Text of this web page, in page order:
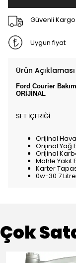
Güvenli Kargo
Uygun fiyat
Ürün Açıklaması
Ford Courier
ORİJİNAL
SET İÇERİĞİ:
Orijinal
Orijinal Yağ
Orijinal
Mahle Yakıt
Karter
0w-30 7
Çok